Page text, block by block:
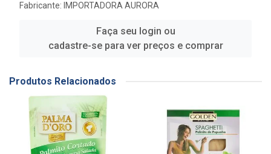
Fabricante: IMPORTADORA AURORA
Faça seu login ou
cadastre-se para ver preços e comprar
Produtos Relacionados